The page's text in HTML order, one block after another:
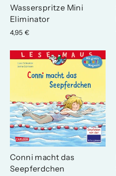
Wasserspritze Mini
Eliminator
4,95 €
Conni macht das
Seepferdchen